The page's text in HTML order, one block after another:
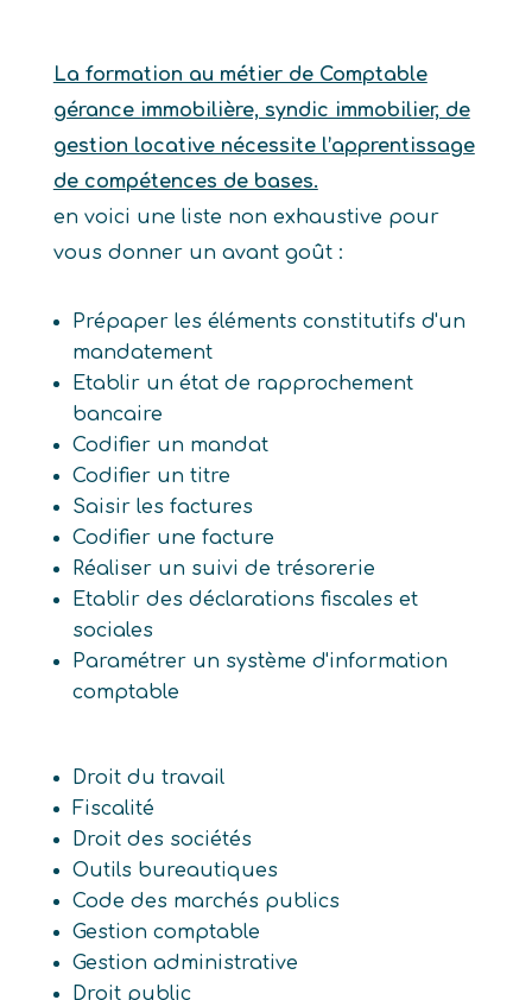
La formation au métier de Comptable
gérance immobilière, syndic immobilier, de
gestion locative nécessite l’apprentissage
de compétences de bases.
en voici une liste non exhaustive pour
vous donner un avant goût :
Prépaper les éléments constitutifs d'un
mandatement
Etablir un état de rapprochement
bancaire
Codifier un mandat
Codifier un titre
Saisir les factures
Codifier une facture
Réaliser un suivi de trésorerie
Etablir des déclarations fiscales et
sociales
Paramétrer un système d'information
comptable
Droit du travail
Fiscalité
Droit des sociétés
Outils bureautiques
Code des marchés publics
Gestion comptable
Gestion administrative
Droit public